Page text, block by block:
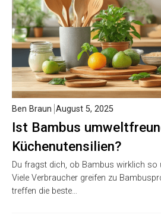
Ist Bambus
Küchenutensilien?
Ben Braun August 5, 2025
Du fragst dich, ob Bambus wirklich so
Viele Verbraucher greifen zu
treffen die beste…